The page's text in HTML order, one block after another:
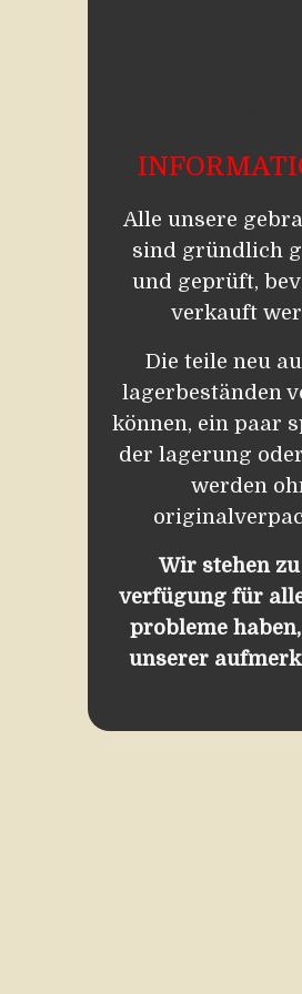
Alle unsere
sind gründlich
und geprüft,
verkauft
Die teile neu
lagerbeständen
können, ein paar
der lagerung
werden
Wir stehen
verfügung für
probleme
unserer